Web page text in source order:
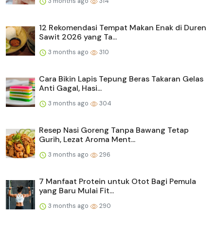
12 Rekomendasi Tempat Makan Enak di Duren
Sawit 2026 yang Ta...
3 months ago 310
Cara Bikin Lapis Tepung Beras Takaran Gelas
Anti Gagal, Hasi...
3 months ago 304
Resep Nasi Goreng Tanpa Bawang Tetap
Gurih, Lezat Aroma Ment...
3 months ago 296
7 Manfaat Protein untuk Otot Bagi Pemula
yang Baru Mulai Fit...
3 months ago 290